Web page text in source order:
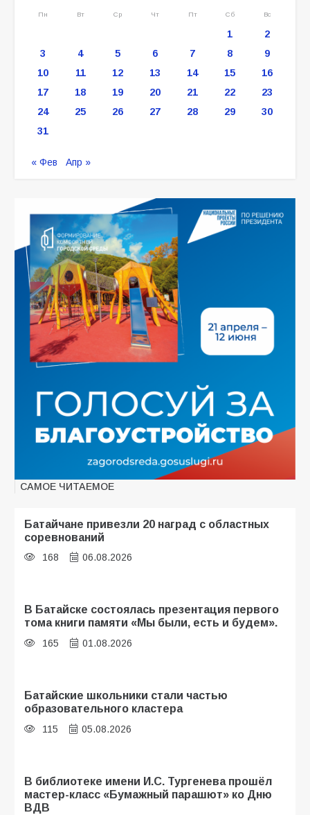
Пн Вт Ср Чт Пт Сб Вс
1
2
3
4 5 6 7 8
9
10
11 12 13 14 15
16
17
18 19 20 21 22
23
24
25 26 27 28 29
30
31
« Фев Апр »
САМОЕ ЧИТАЕМОЕ
Батайчане привезли 20 наград с областных
соревнований
168 06.08.2026
В Батайске состоялась презентация первого
тома книги памяти «Мы были, есть и будем».
165 01.08.2026
Батайские школьники стали частью
образовательного кластера
115 05.08.2026
В библиотеке имени И.С. Тургенева прошёл
мастер-класс «Бумажный парашют» ко Дню
ВДВ